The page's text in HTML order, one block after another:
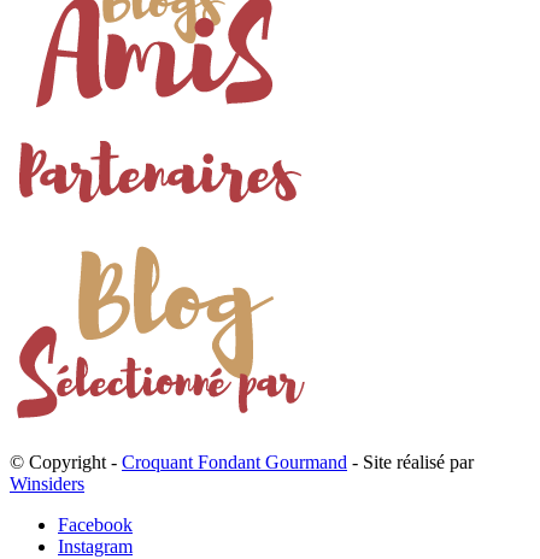
© Copyright - Croquant Fondant Gourmand - Site réalisé par
Winsiders
Facebook
Instagram